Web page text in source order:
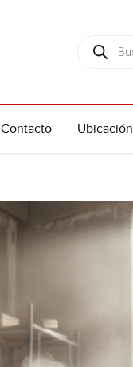
Contacto Ubicación